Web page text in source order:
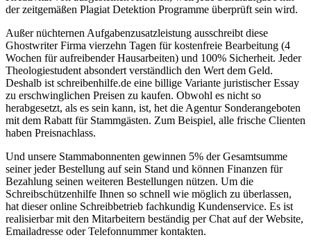
der zeitgemäßen Plagiat Detektion Programme überprüft sein wird.
Außer nüchternen Aufgabenzusatzleistung ausschreibt diese
Ghostwriter Firma vierzehn Tagen für kostenfreie Bearbeitung (4
Wochen für aufreibender Hausarbeiten) und 100% Sicherheit. Jeder
Theologiestudent absondert verständlich den Wert dem Geld.
Deshalb ist schreibenhilfe.de eine billige Variante juristischer Essay
zu erschwinglichen Preisen zu kaufen. Obwohl es nicht so
herabgesetzt, als es sein kann, ist, het die Agentur Sonderangeboten
mit dem Rabatt für Stammgästen. Zum Beispiel, alle frische Clienten
haben Preisnachlass.
Und unsere Stammabonnenten gewinnen 5% der Gesamtsumme
seiner jeder Bestellung auf sein Stand und können Finanzen für
Bezahlung seinen weiteren Bestellungen nützen. Um die
Schreibschützenhilfe Ihnen so schnell wie möglich zu überlassen,
hat dieser online Schreibbetrieb fachkundig Kundenservice. Es ist
realisierbar mit den Mitarbeitern beständig per Chat auf der Website,
Emailadresse oder Telefonnummer kontakten.